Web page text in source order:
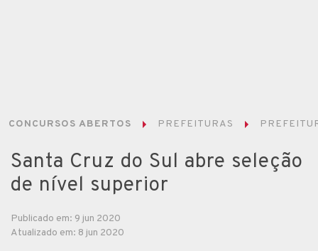
CONCURSOS ABERTOS PREFEITURAS
Santa Cruz do Sul abre seleção
de nível superior
Publicado em: 9 jun 2020
Atualizado em: 8 jun 2020